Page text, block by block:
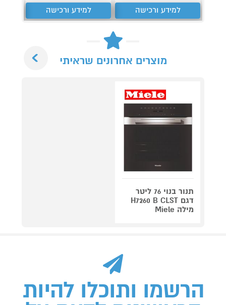
למידע ורכישה למידע ורכישה
מוצרים אחרונים שראיתי
תנור בנוי 76 ליטר
דגם H7260 B CLST
מילה Miele
הרשמו ותוכלו להיות